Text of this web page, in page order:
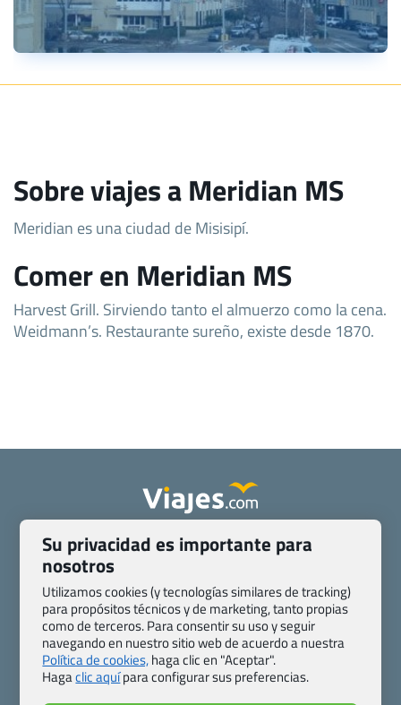
Sobre viajes a Meridian MS
Meridian es una ciudad de Misisipí.
Comer en Meridian MS
Harvest Grill. Sirviendo tanto el almuerzo como la cena.
Weidmann’s. Restaurante sureño, existe desde 1870.
Quienes somos
Contacto
Pasaporte, Visado, Salud y otras disposiciones específicas
Blog de Viajes.com
Registro de agencias
Preguntas frecuentes
Condiciones generales
Política de privacidad y cookies
Transparencia
Todas las páginas – sitemap
Viajes.com
Su privacidad es importante para
nosotros
Utilizamos cookies (y tecnologías similares de tracking)
para propósitos técnicos y de marketing, tanto propias
como de terceros. Para consentir su uso y seguir
navegando en nuestro sitio web de acuerdo a nuestra
Política de cookies,haga clic en "Aceptar".
Hagaclic aquípara configurar sus preferencias.